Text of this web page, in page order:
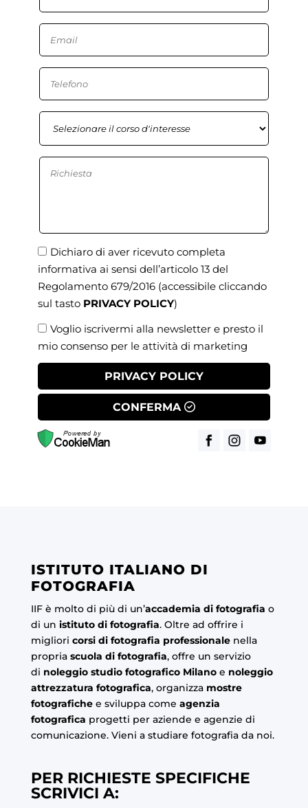
Dichiaro di aver ricevuto completa
informativa ai sensi dell’articolo 13 del
Regolamento 679/2016 (accessibile cliccando
sul tasto PRIVACY POLICY)
Voglio iscrivermi alla newsletter e presto il
mio consenso per le attività di marketing
PRIVACY POLICY
CONFERMA
ISTITUTO ITALIANO DI
FOTOGRAFIA
IIF è molto di più di un’accademia di fotografia o
di un istituto di fotografia. Oltre ad offrire i
migliori corsi di fotografia professionalenella
propria scuola di fotografia, offre un servizio
di noleggio studio fotografico Milano e noleggio
attrezzatura fotografica, organizza mostre
fotografichee sviluppa come agenzia
fotografica progetti per aziende e agenzie di
comunicazione. Vieni a studiare fotografia da noi.
PER RICHIESTE SPECIFICHE
SCRIVICI A: